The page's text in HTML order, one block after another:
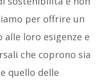
per offrire un
loro esigenze e
che coprono sia
quello delle